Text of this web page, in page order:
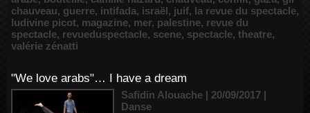
chauveau, guerre, intifada, israël, juif, la revue du spectacle,
ludivine picot, magazine, mer, palestine, revue du
spectacle, revueduspectacle, scene, spectacle, theatre,
valérie zénatti
"We love arabs"… I have a dream
Safidin Alouache | 20/09/2017 |
Danse